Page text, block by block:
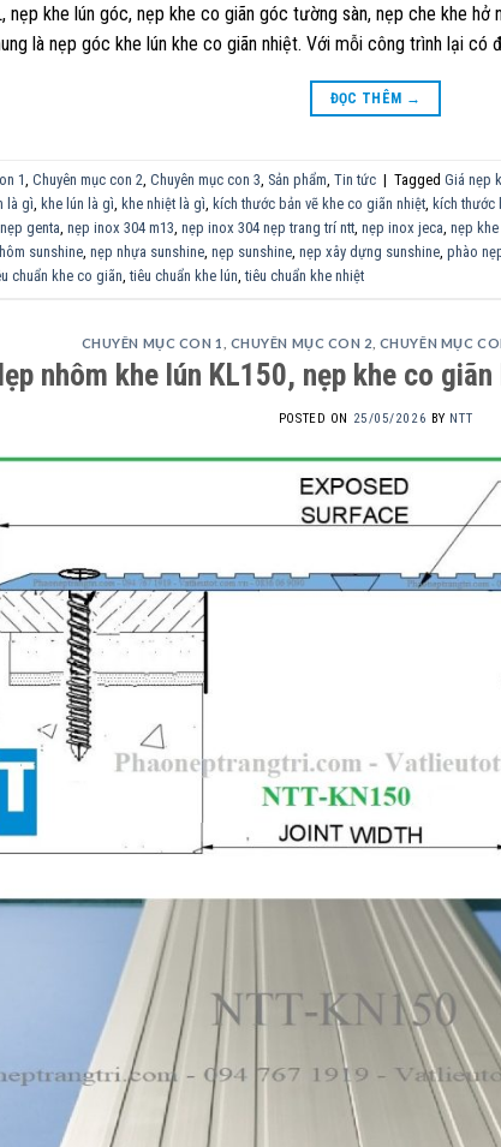
nẹp khe lún góc, nẹp khe co giãn góc tường sàn, nẹp che khe
là nẹp góc khe lún khe co giãn nhiệt. Với mỗi công trình lại có
ĐỌC THÊM →
1 Chuyên mục con 2 Chuyên mục con 3 Sản phẩm Tin tức | Tagged Giá nẹp
là gì khe lún là gì khe nhiệt là gì kích thước bản vẽ khe co giãn nhiệt kích thước
nẹp genta nẹp inox 304 m13 nẹp inox 304 nẹp trang trí ntt nẹp inox jeca nẹp
sunshine nẹp nhựa sunshine nẹp sunshine nẹp xây dựng sunshine phào
chuẩn khe co giãn ,tiêu chuẩn khe lún ,tiêu chuẩn khe nhiệt
CHUYÊN MỤC CON 1 CHUYÊN MỤC CON 2 CHUYÊN MỤC
nhôm khe lún KL150, nẹp khe co
POSTED ON 25/05/2026 BY NTT